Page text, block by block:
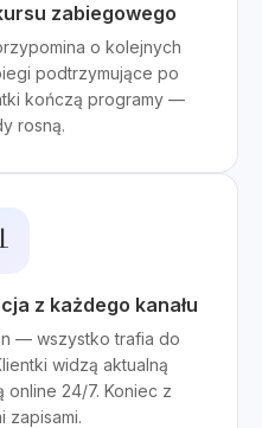
zabiegowego
o kolejnych
podtrzymujące po
kończą programy —
rosną.
z każdego kanału
— wszystko trafia do
widzą aktualną
24/7. Koniec z
zapisami.